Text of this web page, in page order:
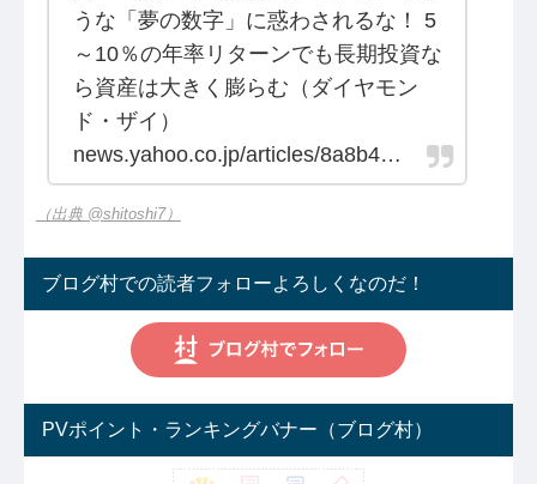
うな「夢の数字」に惑わされるな！ 5
～10％の年率リターンでも長期投資な
ら資産は大きく膨らむ（ダイヤモン
ド・ザイ）
news.yahoo.co.jp/articles/8a8b4…
（出典 @shitoshi7）
ブログ村での読者フォローよろしくなのだ！
PVポイント・ランキングバナー（ブログ村）